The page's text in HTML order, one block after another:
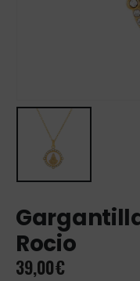
Rocio
39,00€